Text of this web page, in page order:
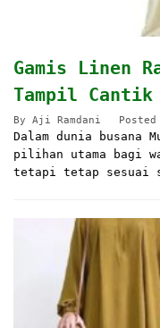
Gamis Linen
Tampil Cantik
By Aji Ramdani
Dalam dunia busana
pilihan utama bagi
tetapi tetap sesuai